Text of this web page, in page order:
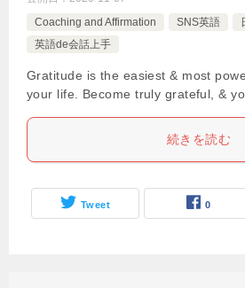
Coaching and Affirmation
SNS英語
英語de会話上手
Gratitude is the easiest & most
your life. Become truly grateful, &
続きを読む
Tweet 0